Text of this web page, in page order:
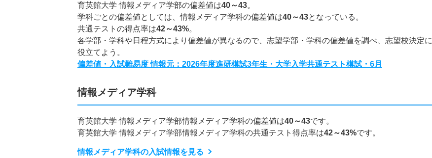
育英館大学 情報メディア学部の偏差値は40～43。
学科ごとの偏差値としては、情報メディア学科の偏差値は40～43となっている。
共通テストの得点率は42～43%。
各学部・学科や日程方式により偏差値が異なるので、志望学部・学科の偏差値を調べ、志望校決定に
役立てよう。
偏差値・入試難易度 情報元：2026年度進研模試3年生・大学入学共通テスト模試・6月
情報メディア学科
育英館大学 情報メディア学部情報メディア学科の偏差値は40～43です。
育英館大学 情報メディア学部情報メディア学科の共通テスト得点率は42～43%です。
情報メディア学科の入試情報を見る